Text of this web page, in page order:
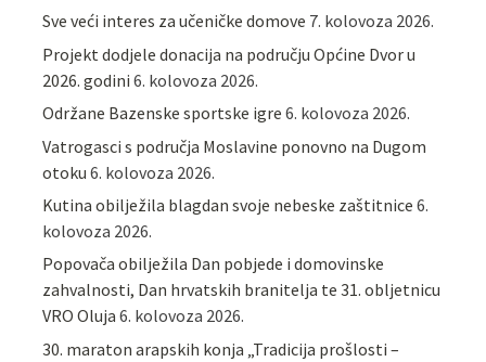
Sve veći interes za učeničke domove 7. kolovoza 2026.
Projekt dodjele donacija na području Općine Dvor u
2026. godini 6. kolovoza 2026.
Održane Bazenske sportske igre 6. kolovoza 2026.
Vatrogasci s područja Moslavine ponovno na Dugom
otoku 6. kolovoza 2026.
Kutina obilježila blagdan svoje nebeske zaštitnice 6.
kolovoza 2026.
Popovača obilježila Dan pobjede i domovinske
zahvalnosti, Dan hrvatskih branitelja te 31. obljetnicu
VRO Oluja 6. kolovoza 2026.
30. maraton arapskih konja „Tradicija prošlosti –